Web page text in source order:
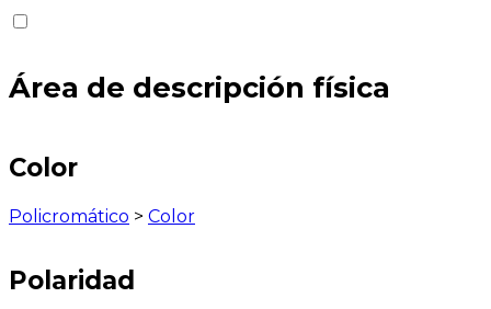
Área de descripción física
Color
Policromático > Color
Polaridad